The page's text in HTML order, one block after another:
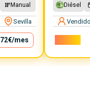
Manual
Sevilla
72€/mes
Diésel